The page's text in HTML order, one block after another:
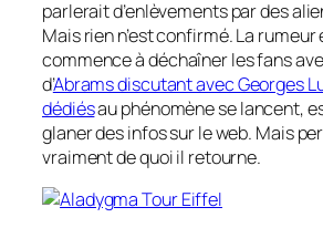
parlerait d’enlèvements par des
Mais rien n’est confirmé. La
commence à déchaîner les fans
d’Abrams discutant avec Georges
dédiésau phénomène se lancent,
glaner des infos sur le web. Mais
vraiment de quoi il retourne.